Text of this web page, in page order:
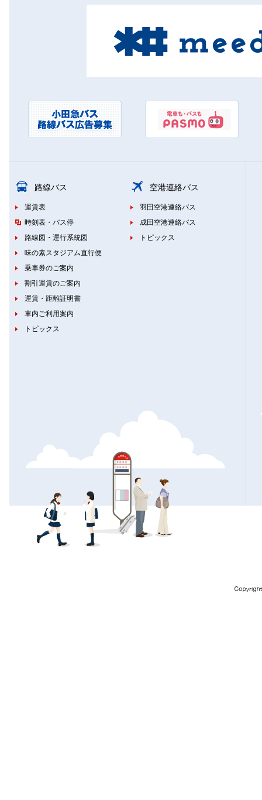
路線バス
運賃表
時刻表・バス停
路線図・運行系統図
味の素スタジアム直行便
乗車券のご案内
割引運賃のご案内
運賃・距離証明書
車内ご利用案内
トピックス
空港連絡バス
羽田空港連絡バス
成田空港連絡バス
トピックス